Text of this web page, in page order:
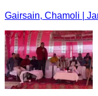
Gairsain, Chamoli |